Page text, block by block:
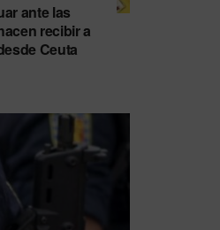
ante las
recibir a
Ceuta